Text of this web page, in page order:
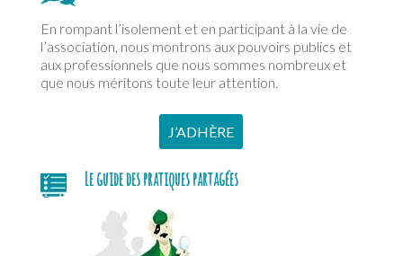
En rompant l’isolement et en participant à la vie de
l’association, nous montrons aux pouvoirs publics et
aux professionnels que nous sommes nombreux et
que nous méritons toute leur attention.
J’ADHÈRE
Le guide des pratiques partagées